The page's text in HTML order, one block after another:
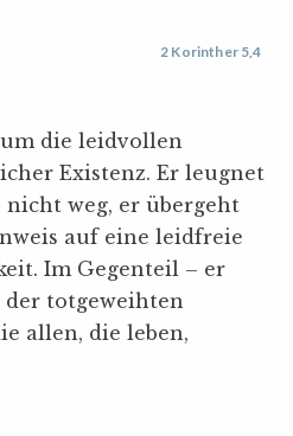
2 Korinther 5,4
die leidvollen
Existenz. Er leugnet
weg, er übergeht
auf eine leidfreie
Im Gegenteil – er
der totgeweihten
allen, die leben,